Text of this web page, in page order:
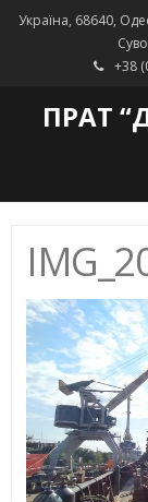
Україна, 68640,
+38
ПРАТ